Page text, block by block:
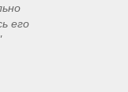
его